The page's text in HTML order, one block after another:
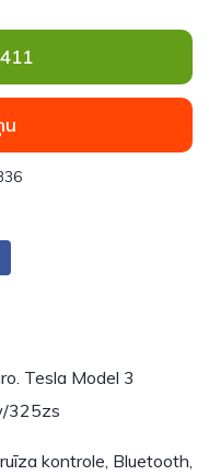
Tesla Model 3
325zs
kontrole, Bluetooth,